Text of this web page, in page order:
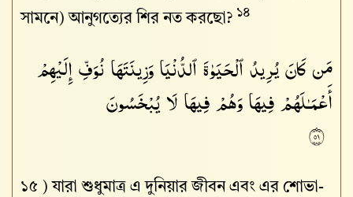
সামনে) আনুগত্যের শির নত করছো? ১৪
১৫ )যারা শুধুমাত্র এ দুনিয়ার জীবন এবং এর শোভা-
مَن كَانَ يُرِيدُ ٱلْحَيَوٰةَ ٱلدُّنْيَا وَزِينَتَهَا نُوَفِّ إِلَيْهِمْ
أَعْمَـٰلَهُمْ فِيهَا وَهُمْ فِيهَا لَا يُبْخَسُونَ
١٥